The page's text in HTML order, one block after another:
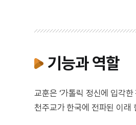
기능과 역할
교훈은 ‘가톨릭 정신에 입각
천주교가 한국에 전파된 이래